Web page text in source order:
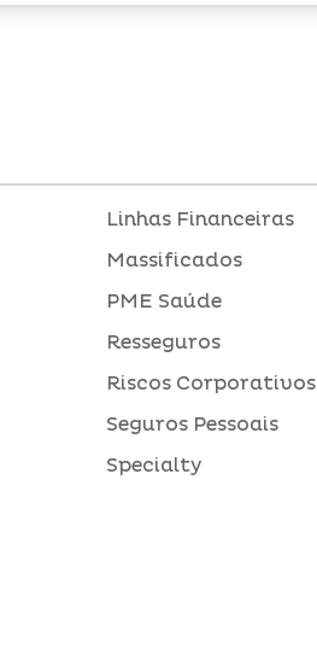
Linhas Financeiras
Massificados
PME Saúde
Resseguros
Riscos Corporativos
Seguros Pessoais
Specialty